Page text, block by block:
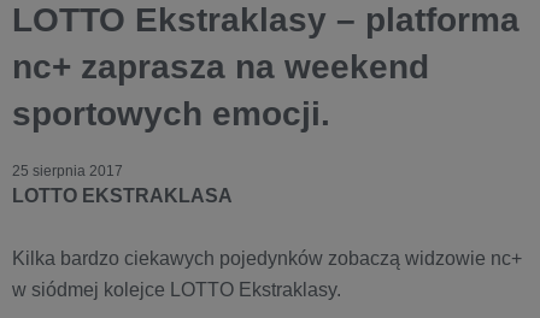
LOTTO Ekstraklasy – platforma
nc+ zaprasza na weekend
sportowych emocji.
25 sierpnia 2017
LOTTO EKSTRAKLASA
Kilka bardzo ciekawych pojedynków zobaczą widzowie nc+
w siódmej kolejce LOTTO Ekstraklasy.